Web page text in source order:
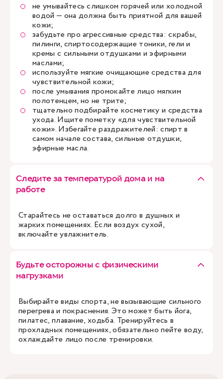
не умывайтесь слишком горячей или холодной
водой — она должна быть приятной для вашей
кожи;
забудьте про агрессивные средства: скрабы,
пилинги, спиртосодержащие тоники, гели и
кремы с сильными отдушками и эфирными
маслами;
используйте мягкие очищающие средства для
чувствительной кожи;
после умывания промокайте лицо мягким
полотенцем, но не трите;
тщательно подбирайте косметику и средства
ухода. Ищите пометку «для чувствительной
кожи». Избегайте раздражителей: спирт в
самом начале состава, сильные отдушки,
эфирные масла.
Следите за температурой дома и на
работе
Старайтесь не оставаться долго в душных и
жарких помещениях. Если воздух сухой,
включайте увлажнитель.
Будьте осторожны с физическими
нагрузками
Выбирайте виды спорта, не вызывающие сильного
перегрева и покраснения. Это может быть йога,
пилатес, плавание, ходьба. Тренируйтесь в
прохладных помещениях, обязательно пейте воду,
охлаждайте лицо после тренировки.